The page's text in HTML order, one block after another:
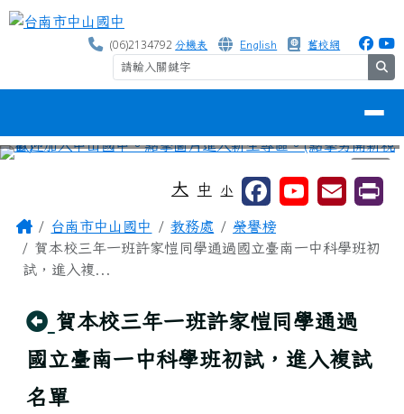
跳至主內容區
台南市中山國中
(06)2134792分機表 English 舊校網
⏸
大 中 小
主內容區域
Home台南市中山國中 教務處
榮譽榜
賀本校三年一班許家愷同學通過國立臺南一中科學班初
試，進入複...
回上頁
賀本校三年一班許家愷同學通過
國立臺南一中科學班初試，進入複試
名單
頁尾區域